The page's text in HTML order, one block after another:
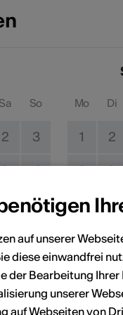
Sa So
2 3
9 10
16 17
24
31
Mo Di
1 2
8 9
15 16
22 23
29 30
auf unserer
diese einwandfrei
der Bearbeitung
unserer
auf Webseiten von